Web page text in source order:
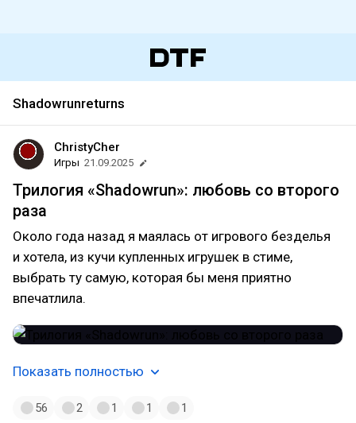
Shadowrunreturns
ChristyCher
Игры 21.09.2025
Трилогия «Shadowrun»: любовь со второго
раза
Около года назад я маялась от игрового безделья
и хотела, из кучи купленных игрушек в стиме,
выбрать ту самую, которая бы меня приятно
впечатлила.
Показать полностью
56 2 1 1 1